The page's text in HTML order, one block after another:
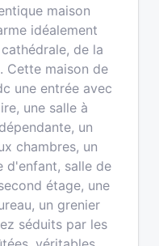
maison
idéalement
de la
Cette maison de
une entrée avec
une salle à
un
chambres, un
d'enfant, salle de
étage, une
un grenier
séduits par les